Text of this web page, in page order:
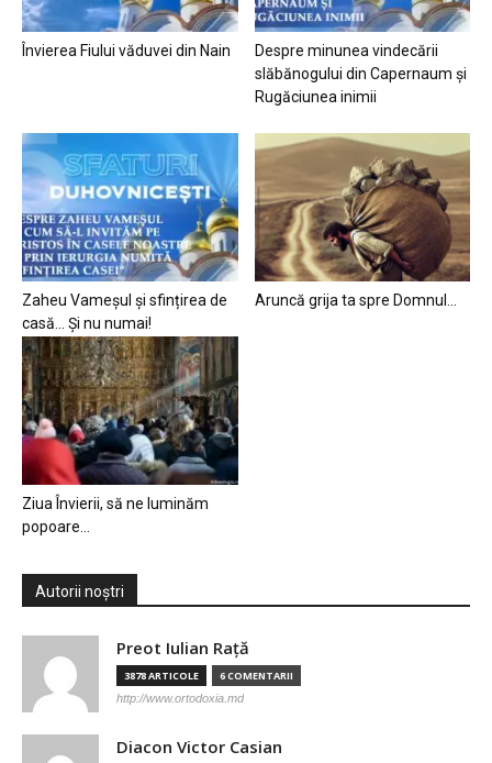
Învierea Fiului văduvei din Nain
Despre minunea vindecării
slăbănogului din Capernaum și
Rugăciunea inimii
Zaheu Vameșul și sfințirea de
casă… Și nu numai!
Aruncă grija ta spre Domnul…
Ziua Învierii, să ne luminăm
popoare…
Autorii noștri
Preot Iulian Raţă
3878 ARTICOLE 6 COMENTARII
http://www.ortodoxia.md
Diacon Victor Casian